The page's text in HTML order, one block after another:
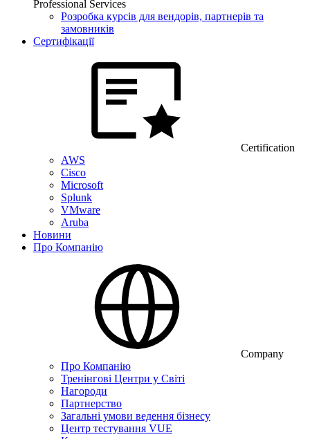
Professional Services
Розробка курсів для вендорів, партнерів та
замовників
Сертифікації
Certification
AWS
Cisco
Microsoft
Splunk
VMware
Aruba
Новини
Про Компанію
Company
Про Компанію
Тренінгові Центри у Світі
Нагороди
Партнерство
Загальні умови ведення бізнесу
Центр тестування VUE